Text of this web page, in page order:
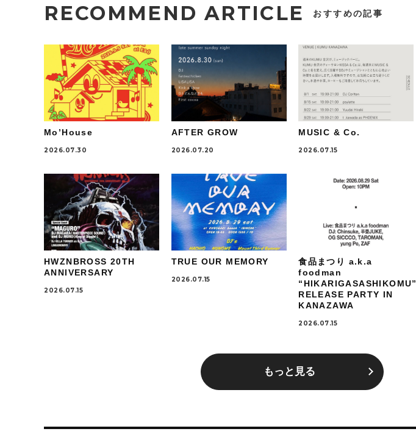
RECOMMEND ARTICLE おすすめの記事
Mo’House
2026.07.30
AFTER GROW
2026.07.20
MUSIC & Co.
2026.07.15
HWZNBROSS 20TH
ANNIVERSARY
2026.07.15
TRUE OUR MEMORY
2026.07.15
食品まつり a.k.a
foodman
“HIKARIGASASHIKOMU”
RELEASE PARTY IN
KANAZAWA
2026.07.15
もっと見る